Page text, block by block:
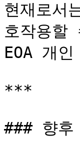
현재로
호작용
EOA 개
***
### 향후